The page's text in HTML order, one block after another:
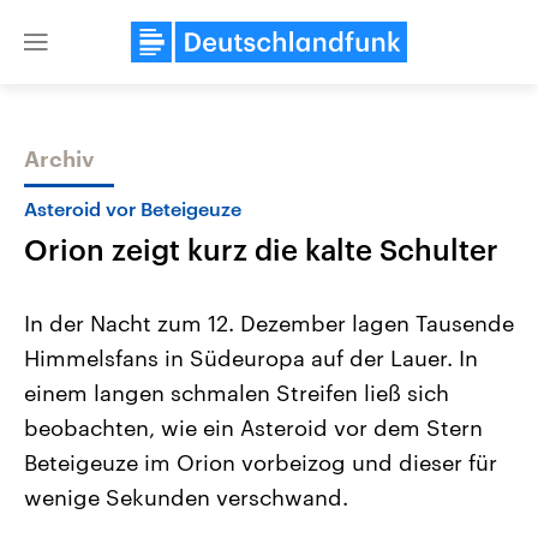
Close
Themen
Landtagswahl Sachsen-Anhalt
2026
Alle Informationen
Sachsen-Anhalt wählt am 6.
September 2026 einen neuen
Landtag. Seit 2021 wird das
Bundesland von einer Koalition aus
USA
Aktuelle Beiträge,
Hintergründe
Wirtschaftlich und
gehören die Vereinigten
mit großem Einfluss auf
Archiv
Asteroid vor Beteigeuze
Orion zeigt kurz die kalte Schulter
In der Nacht zum 12. Dezember lagen Tausende
Himmelsfans in Südeuropa auf der Lauer. In
einem langen schmalen Streifen ließ sich
beobachten, wie ein Asteroid vor dem Stern
Beteigeuze im Orion vorbeizog und dieser für
wenige Sekunden verschwand.